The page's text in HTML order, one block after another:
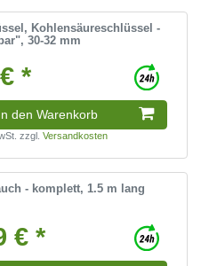
Kohlensäureschlüssel -
30-32 mm
*
den Warenkorb
zzgl.Versandkosten
- komplett, 1.5 m lang
€ *